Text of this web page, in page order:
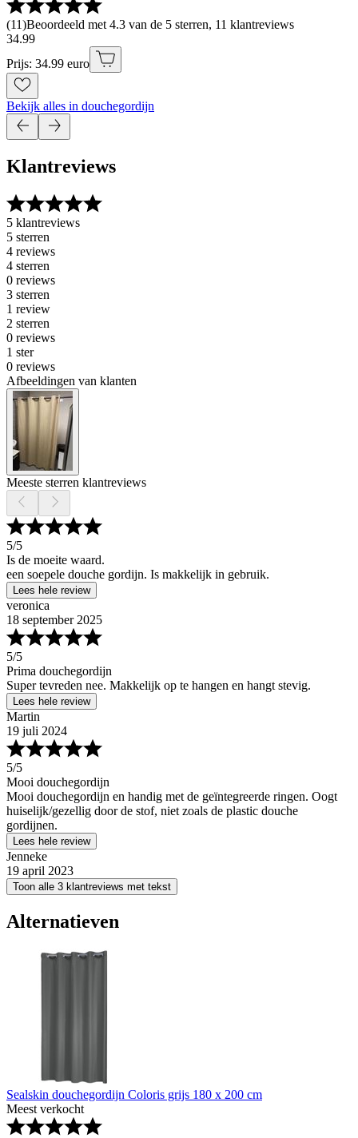
(11)Beoordeeld met 4.3 van de 5 sterren, 11 klantreviews
34.99
Prijs: 34.99 euro
Bekijk alles in douchegordijn
Klantreviews
5 klantreviews
5 sterren
4 reviews
4 sterren
0 reviews
3 sterren
1 review
2 sterren
0 reviews
1 ster
0 reviews
Afbeeldingen van klanten
Meeste sterren klantreviews
5/5
Is de moeite waard.
een soepele douche gordijn. Is makkelijk in gebruik.
Lees hele review
veronica
18 september 2025
5/5
Prima douchegordijn
Super tevreden nee. Makkelijk op te hangen en hangt stevig.
Lees hele review
Martin
19 juli 2024
5/5
Mooi douchegordijn
Mooi douchegordijn en handig met de geïntegreerde ringen. Oogt
huiselijk/gezellig door de stof, niet zoals de plastic douche
gordijnen.
Lees hele review
Jenneke
19 april 2023
Toon alle 3 klantreviews met tekst
Alternatieven
Sealskin douchegordijn Coloris grijs 180 x 200 cm
Meest verkocht